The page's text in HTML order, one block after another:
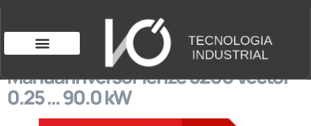
Manual inversor lenze 8200 Vector
0.25 … 90.0 kW